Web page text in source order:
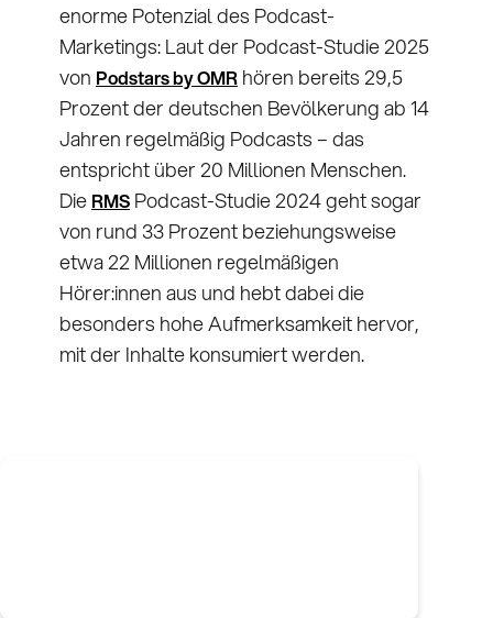
enorme Potenzial des Podcast-
Marketings: Laut der Podcast-Studie 2025
von Podstars by OMR hören bereits 29,5
Prozent der deutschen Bevölkerung ab 14
Jahren regelmäßig Podcasts – das
entspricht über 20 Millionen Menschen.
Die RMS Podcast-Studie 2024 geht sogar
von rund 33 Prozent beziehungsweise
etwa 22 Millionen regelmäßigen
Hörer:innen aus und hebt dabei die
besonders hohe Aufmerksamkeit hervor,
mit der Inhalte konsumiert werden.